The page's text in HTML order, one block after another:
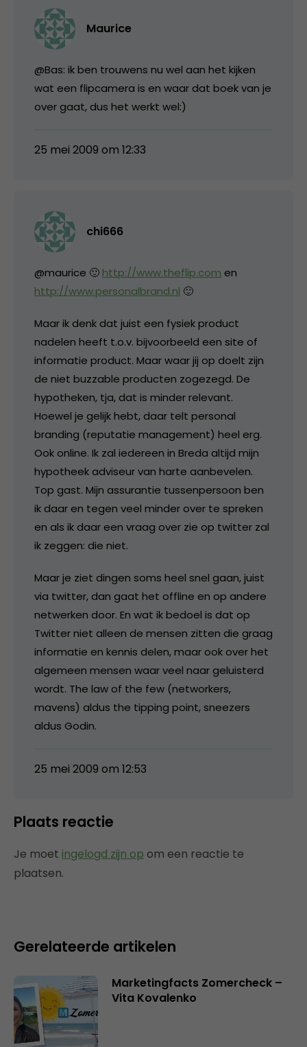
Maurice
@Bas: ik ben trouwens nu wel aan het kijken
wat een flipcamera is en waar dat boek van je
over gaat, dus het werkt wel:)
25 mei 2009 om 12:33
chi666
@maurice 🙂 http://www.theflip.com en
http://www.personalbrand.nl 🙂
Maar ik denk dat juist een fysiek product
nadelen heeft t.o.v. bijvoorbeeld een site of
informatie product. Maar waar jij op doelt zijn
de niet buzzable producten zogezegd. De
hypotheken, tja, dat is minder relevant.
Hoewel je gelijk hebt, daar telt personal
branding (reputatie management) heel erg.
Ook online. Ik zal iedereen in Breda altijd mijn
hypotheek adviseur van harte aanbevelen.
Top gast. Mijn assurantie tussenpersoon ben
ik daar en tegen veel minder over te spreken
en als ik daar een vraag over zie op twitter zal
ik zeggen: die niet.
Maar je ziet dingen soms heel snel gaan, juist
via twitter, dan gaat het offline en op andere
netwerken door. En wat ik bedoel is dat op
Twitter niet alleen de mensen zitten die graag
informatie en kennis delen, maar ook over het
algemeen mensen waar veel naar geluisterd
wordt. The law of the few (networkers,
mavens) aldus the tipping point, sneezers
aldus Godin.
25 mei 2009 om 12:53
Plaats reactie
Je moet ingelogd zijn op om een reactie te
plaatsen.
Gerelateerde artikelen
Marketingfacts Zomercheck –
Vita Kovalenko